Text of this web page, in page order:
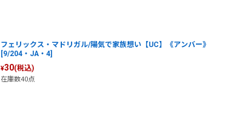
フェリックス・マドリガル/陽気で家族想い【UC】《アンバー》
[9/204・JA・4]
¥30(税込)
在庫数40点